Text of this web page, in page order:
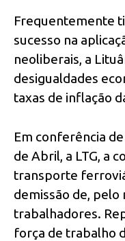
Frequentemente
sucesso na
neoliberais, a
desigualdades
taxas de inflação
Em conferência
de Abril, a LTG, a
transporte
demissão de, pelo
trabalhadores.
força de trabalho